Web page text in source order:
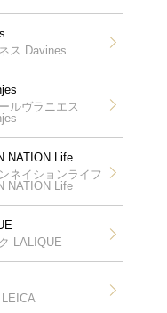
ス Davines
ルヴラニエス
NATION Life
ネイションライフ
NATION Life
LALIQUE